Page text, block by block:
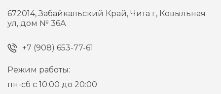
672014,Забайкальский Край, Чита г, Ковыльная
ул, дом № 36А
+7 (908) 653-77-61
Режим работы:
пн-сб с 10:00 до 20:00